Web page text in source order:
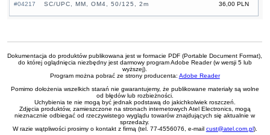
#04217
36,00 PLN
SC/UPC, MM, OM4, 50/125, 2m
Dokumentacja do produktów publikowana jest w formacie PDF (Portable Document Format),
do której oglądnięcia niezbędny jest darmowy program Adobe Reader (w wersji 5 lub
wyższej).
Program można pobrać ze strony producenta: Adobe Reader
Pomimo dołożenia wszelkich starań nie gwarantujemy, że publikowane materiały są wolne
od błędów lub rozbieżności.
Uchybienia te nie mogą być jednak podstawą do jakichkolwiek roszczeń.
Zdjęcia produktów, zamieszczone na stronach internetowych Atel Electronics, mogą
nieznacznie odbiegać od rzeczywistego wyglądu towarów znajdujących się aktualnie w
sprzedaży.
W razie wątpliwości prosimy o kontakt z firmą (tel. 77-4556076, e-mail cust@atel.com.pl).